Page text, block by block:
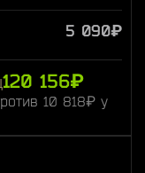
5 090₽
120 156₽
10 818₽ у